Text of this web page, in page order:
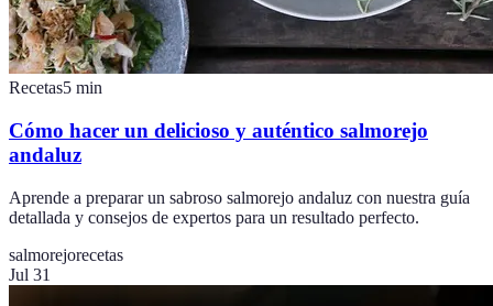
Recetas5 min
Cómo hacer un delicioso y auténtico salmorejo
andaluz
Aprende a preparar un sabroso salmorejo andaluz con nuestra guía
detallada y consejos de expertos para un resultado perfecto.
salmorejorecetas
Jul 31